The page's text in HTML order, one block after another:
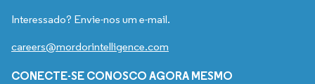
Interessado? Envie-nos um e-mail.
careers@mordorintelligence.com
CONECTE-SE CONOSCO AGORA MESMO